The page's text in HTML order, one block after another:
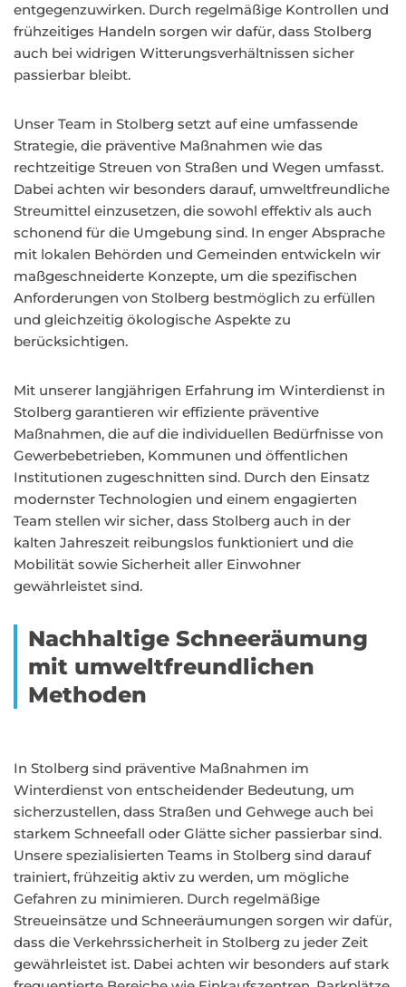
entgegenzuwirken. Durch regelmäßige Kontrollen und
frühzeitiges Handeln sorgen wir dafür, dass Stolberg
auch bei widrigen Witterungsverhältnissen sicher
passierbar bleibt.
Unser Team in Stolberg setzt auf eine umfassende
Strategie, die präventive Maßnahmen wie das
rechtzeitige Streuen von Straßen und Wegen umfasst.
Dabei achten wir besonders darauf, umweltfreundliche
Streumittel einzusetzen, die sowohl effektiv als auch
schonend für die Umgebung sind. In enger Absprache
mit lokalen Behörden und Gemeinden entwickeln wir
maßgeschneiderte Konzepte, um die spezifischen
Anforderungen von Stolberg bestmöglich zu erfüllen
und gleichzeitig ökologische Aspekte zu
berücksichtigen.
Mit unserer langjährigen Erfahrung im Winterdienst in
Stolberg garantieren wir effiziente präventive
Maßnahmen, die auf die individuellen Bedürfnisse von
Gewerbebetrieben, Kommunen und öffentlichen
Institutionen zugeschnitten sind. Durch den Einsatz
modernster Technologien und einem engagierten
Team stellen wir sicher, dass Stolberg auch in der
kalten Jahreszeit reibungslos funktioniert und die
Mobilität sowie Sicherheit aller Einwohner
gewährleistet sind.
Nachhaltige Schneeräumung
mit umweltfreundlichen
Methoden
In Stolberg sind präventive Maßnahmen im
Winterdienst von entscheidender Bedeutung, um
sicherzustellen, dass Straßen und Gehwege auch bei
starkem Schneefall oder Glätte sicher passierbar sind.
Unsere spezialisierten Teams in Stolberg sind darauf
trainiert, frühzeitig aktiv zu werden, um mögliche
Gefahren zu minimieren. Durch regelmäßige
Streueinsätze und Schneeräumungen sorgen wir dafür,
dass die Verkehrssicherheit in Stolberg zu jeder Zeit
gewährleistet ist. Dabei achten wir besonders auf stark